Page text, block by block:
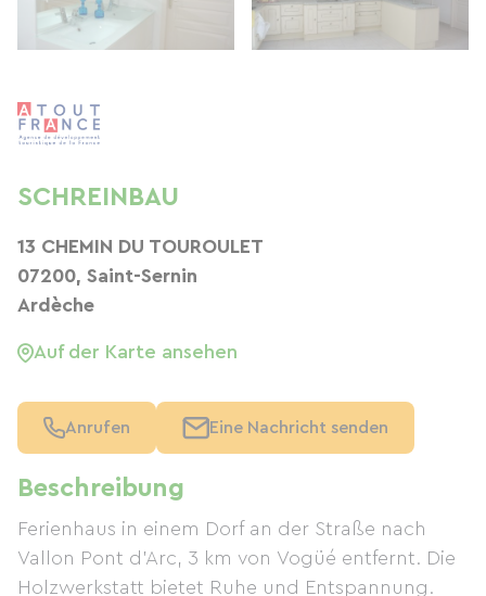
Beschreibung
Ferienhaus in einem Dorf an der Straße nach
Vallon Pont d'Arc, 3 km von Vogüé entfernt. Die
Holzwerkstatt bietet Ruhe und Entspannung.
SCHREINBAU
13 CHEMIN DU TOUROULET
07200, Saint-Sernin
Ardèche
Auf der Karte ansehen
Anrufen Eine Nachricht senden